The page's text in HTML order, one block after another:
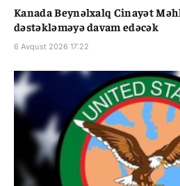
Kanada Beynəlxalq Cinayət
dəstəkləməyə davam edəcək
6 Avqust 2026 17:22